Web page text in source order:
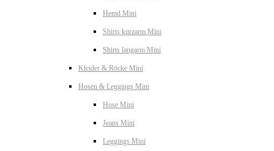
Hemd Mini
Shirts kurzarm Mini
Shirts langarm Mini
Kleider & Röcke Mini
Hosen & Leggings Mini
Hose Mini
Jeans Mini
Leggings Mini